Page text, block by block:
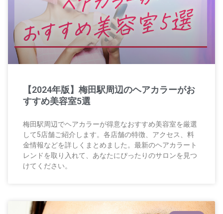
【2024年版】梅田駅周辺のヘアカラーがお
すすめ美容室5選
梅田駅周辺でヘアカラーが得意なおすすめ美容室を厳選
して5店舗ご紹介します。各店舗の特徴、アクセス、料
金情報などを詳しくまとめました。最新のヘアカラート
レンドを取り入れて、あなたにぴったりのサロンを見つ
けてください。